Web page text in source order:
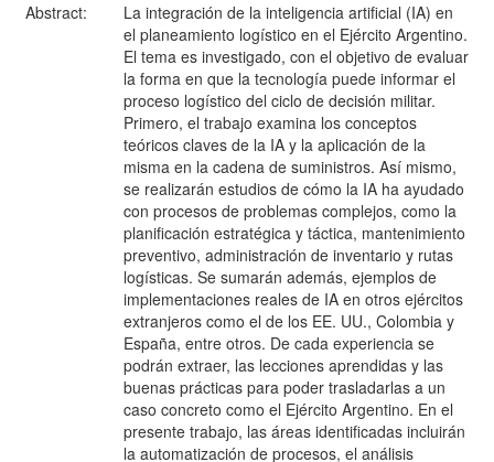
Abstract:
La integración de la inteligencia artificial (IA) en
el planeamiento logístico en el Ejército Argentino.
El tema es investigado, con el objetivo de evaluar
la forma en que la tecnología puede informar el
proceso logístico del ciclo de decisión militar.
Primero, el trabajo examina los conceptos
teóricos claves de la IA y la aplicación de la
misma en la cadena de suministros. Así mismo,
se realizarán estudios de cómo la IA ha ayudado
con procesos de problemas complejos, como la
planificación estratégica y táctica, mantenimiento
preventivo, administración de inventario y rutas
logísticas. Se sumarán además, ejemplos de
implementaciones reales de IA en otros ejércitos
extranjeros como el de los EE. UU., Colombia y
España, entre otros. De cada experiencia se
podrán extraer, las lecciones aprendidas y las
buenas prácticas para poder trasladarlas a un
caso concreto como el Ejército Argentino. En el
presente trabajo, las áreas identificadas incluirán
la automatización de procesos, el análisis